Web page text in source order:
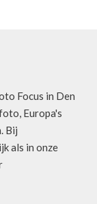
Focus in Den
Europa's
Bij
als in onze